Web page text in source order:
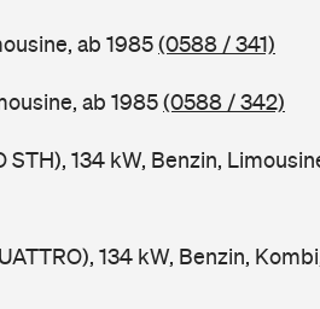
ab 1985(0588 / 341)
ab 1985(0588 / 342)
134 kW, Benzin,
134 kW, Benzin,